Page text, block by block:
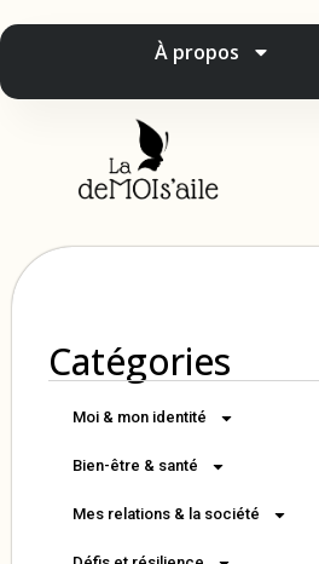
À propos
Catégories
Moi & mon identité
Bien-être & santé
Mes relations & la société